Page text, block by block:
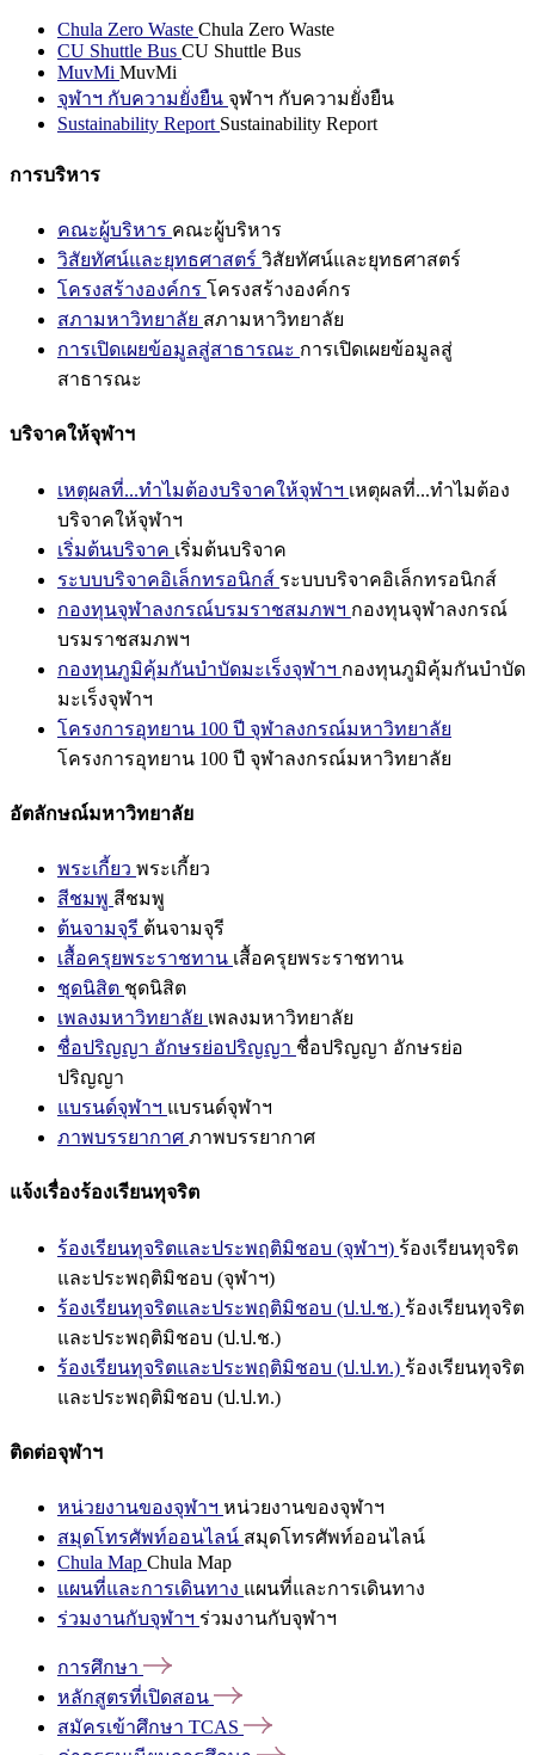
Chula Zero Waste Chula Zero Waste
CU Shuttle Bus CU Shuttle Bus
MuvMi MuvMi
จุฬาฯ กับความยั่งยืน จุฬาฯ กับความยั่งยืน
Sustainability Report Sustainability Report
การบริหาร
คณะผู้บริหาร คณะผู้บริหาร
วิสัยทัศน์และยุทธศาสตร์ วิสัยทัศน์และยุทธศาสตร์
โครงสร้างองค์กร โครงสร้างองค์กร
สภามหาวิทยาลัย สภามหาวิทยาลัย
การเปิดเผยข้อมูลสู่สาธารณะ การเปิดเผยข้อมูลสู่
สาธารณะ
บริจาคให้จุฬาฯ
เหตุผลที่...ทำไมต้องบริจาคให้จุฬาฯ เหตุผลที่...ทำไมต้อง
บริจาคให้จุฬาฯ
เริ่มต้นบริจาค เริ่มต้นบริจาค
ระบบบริจาคอิเล็กทรอนิกส์ ระบบบริจาคอิเล็กทรอนิกส์
กองทุนจุฬาลงกรณ์บรมราชสมภพฯ กองทุนจุฬาลงกรณ์
บรมราชสมภพฯ
กองทุนภูมิคุ้มกันบำบัดมะเร็งจุฬาฯ กองทุนภูมิคุ้มกันบำบัด
มะเร็งจุฬาฯ
โครงการอุทยาน 100 ปี จุฬาลงกรณ์มหาวิทยาลัย
โครงการอุทยาน 100 ปี จุฬาลงกรณ์มหาวิทยาลัย
อัตลักษณ์มหาวิทยาลัย
พระเกี้ยว พระเกี้ยว
สีชมพู สีชมพู
ต้นจามจุรี ต้นจามจุรี
เสื้อครุยพระราชทาน เสื้อครุยพระราชทาน
ชุดนิสิต ชุดนิสิต
เพลงมหาวิทยาลัย เพลงมหาวิทยาลัย
ชื่อปริญญา อักษรย่อปริญญา ชื่อปริญญา อักษรย่อ
ปริญญา
แบรนด์จุฬาฯ แบรนด์จุฬาฯ
ภาพบรรยากาศ ภาพบรรยากาศ
แจ้งเรื่องร้องเรียนทุจริต
ร้องเรียนทุจริตและประพฤติมิชอบ (จุฬาฯ) ร้องเรียนทุจริต
และประพฤติมิชอบ (จุฬาฯ)
ร้องเรียนทุจริตและประพฤติมิชอบ (ป.ป.ช.) ร้องเรียนทุจริต
และประพฤติมิชอบ (ป.ป.ช.)
ร้องเรียนทุจริตและประพฤติมิชอบ (ป.ป.ท.) ร้องเรียนทุจริต
และประพฤติมิชอบ (ป.ป.ท.)
ติดต่อจุฬาฯ
หน่วยงานของจุฬาฯ หน่วยงานของจุฬาฯ
สมุดโทรศัพท์ออนไลน์ สมุดโทรศัพท์ออนไลน์
Chula Map Chula Map
แผนที่และการเดินทาง แผนที่และการเดินทาง
ร่วมงานกับจุฬาฯ ร่วมงานกับจุฬาฯ
การศึกษา
หลักสูตรที่เปิดสอน
สมัครเข้าศึกษา TCAS